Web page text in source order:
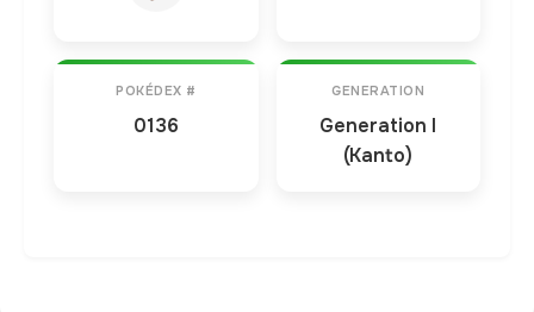
POKÉDEX #
0136
GENERATION
Generation I
(Kanto)